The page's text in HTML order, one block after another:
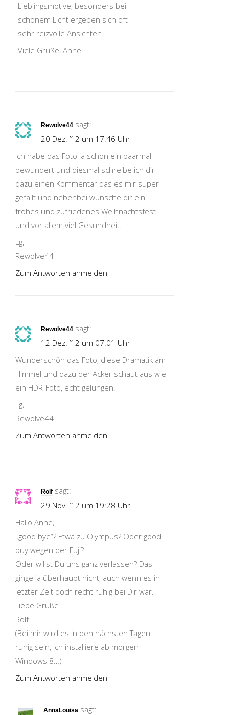
Lieblingsmotive, besonders bei
schönem Licht ergeben sich oft
sehr reizvolle Ansichten.
Viele Grüße, Anne
Rewolve44 sagt:
20 Dez. ’12 um 17:46 Uhr
Ich habe das Foto ja schon ein paarmal
bewundert und diesmal schreibe ich dir
dazu einen Kommentar das es mir super
gefällt und nebenbei wünsche dir ein
frohes und zufriedenes Weihnachtsfest
und vor allem viel Gesundheit.
Lg,
Rewolve44
Zum Antworten anmelden
Rewolve44 sagt:
12 Dez. ’12 um 07:01 Uhr
Wunderschön das Foto, diese Dramatik am
Himmel und dazu der Acker schaut aus wie
ein HDR-Foto, echt gelungen.
Lg,
Rewolve44
Zum Antworten anmelden
Rolf sagt:
29 Nov. ’12 um 19:28 Uhr
Hallo Anne,
„good bye“? Etwa zu Olympus? Oder good
buy wegen der Fuji?
Oder willst Du uns ganz verlassen? Das
ginge ja überhaupt nicht, auch wenn es in
letzter Zeit doch recht ruhig bei Dir war.
Liebe Grüße
Rolf
(Bei mir wird es in den nächsten Tagen
ruhig sein, ich installiere ab morgen
Windows 8…)
Zum Antworten anmelden
AnnaLouisa sagt: